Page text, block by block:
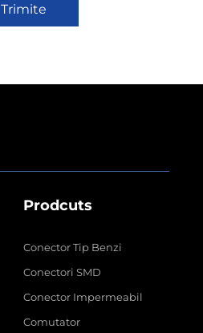
Trimite
Prodcuts
Conector Tip Benzi
Conectori SMD
Conector Impermeabil
Comutator